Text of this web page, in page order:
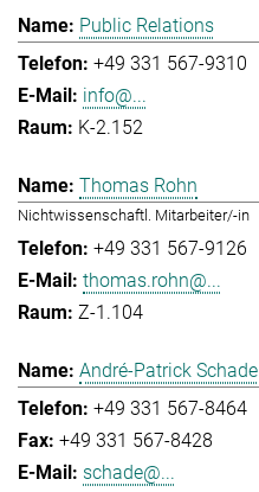
Public Relations
+49 331 567-9310
info@...
K-2.152
Thomas Rohn
Nichtwissenschaftl. Mitarbeiter/-in
+49 331 567-9126
thomas.rohn@...
Z-1.104
André-Patrick Schade
+49 331 567-8464
+49 331 567-8428
schade@...